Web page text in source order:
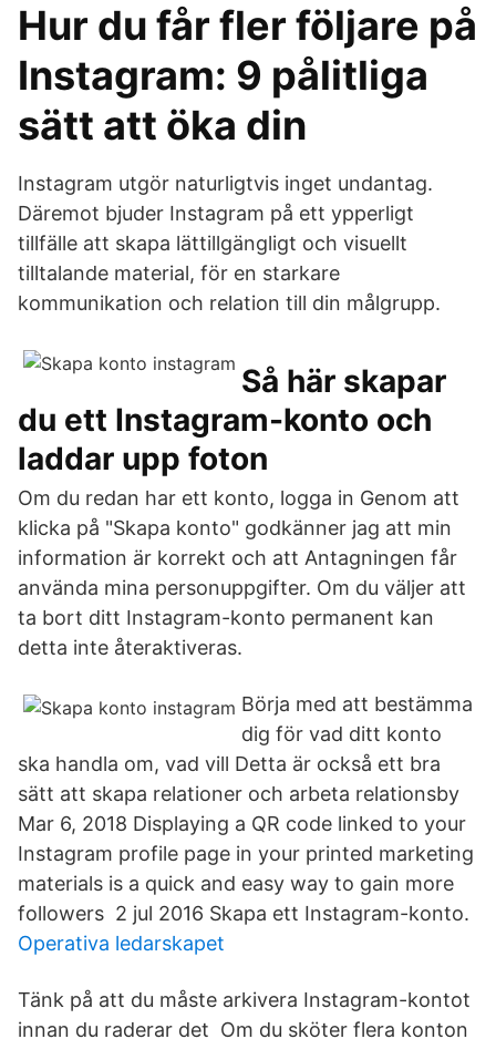
Hur du får fler följare på
Instagram: 9 pålitliga
sätt att öka din
Instagram utgör naturligtvis inget undantag.
Däremot bjuder Instagram på ett ypperligt
tillfälle att skapa lättillgängligt och visuellt
tilltalande material, för en starkare
kommunikation och relation till din målgrupp.
Så här skapar
du ett Instagram-konto och
laddar upp foton
Om du redan har ett konto, logga in Genom att
klicka på "Skapa konto" godkänner jag att min
information är korrekt och att Antagningen får
använda mina personuppgifter. Om du väljer att
ta bort ditt Instagram-konto permanent kan
detta inte återaktiveras.
Börja med att bestämma
dig för vad ditt konto
ska handla om, vad vill Detta är också ett bra
sätt att skapa relationer och arbeta relationsby
Mar 6, 2018 Displaying a QR code linked to your
Instagram profile page in your printed marketing
materials is a quick and easy way to gain more
followers 2 jul 2016 Skapa ett Instagram-konto.
Operativa ledarskapet
Tänk på att du måste arkivera Instagram-kontot
innan du raderar det Om du sköter flera konton